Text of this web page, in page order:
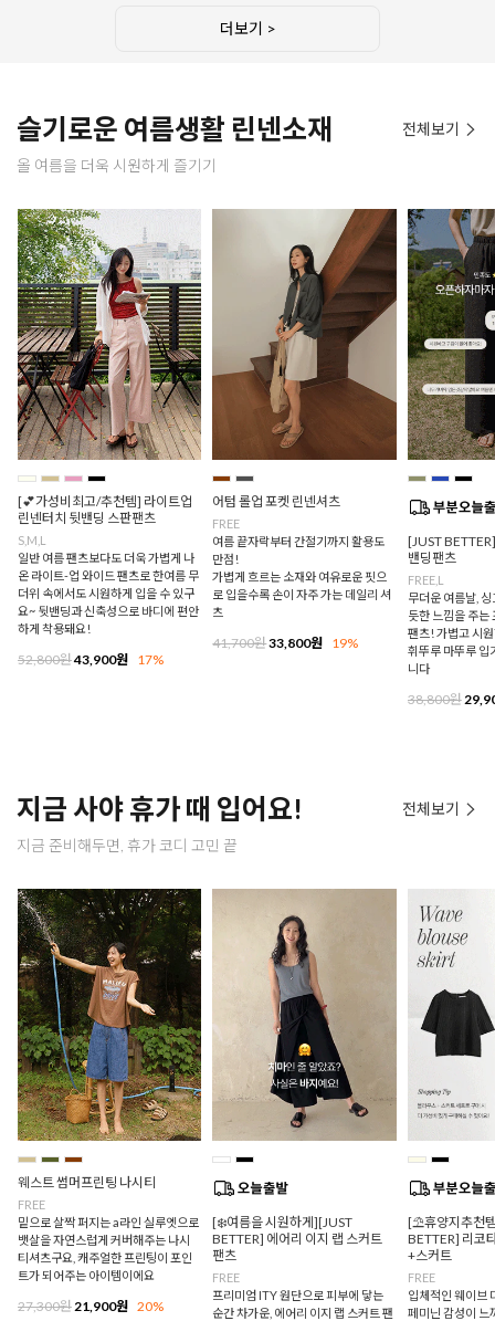
더보기 >
슬기로운 여름생활 린넨소재
올 여름을 더욱 시원하게 즐기기
전체보기
[💕가성비최고/추천템] 라이트업
린넨터치 뒷밴딩 스판팬츠
S,M,L
일반 여름 팬츠보다도 더욱 가볍게 나
온 라이트-업 와이드 팬츠로 한여름 무
더위 속에서도 시원하게 입을 수 있구
요~ 뒷밴딩과 신축성으로 바디에 편안
하게 착용돼요!
52,800원43,900원 17%
어텀 롤업 포켓 린넨셔츠
FREE
여름 끝자락부터 간절기까지 활용도
만점!
가볍게 흐르는 소재와 여유로운 핏으
로 입을수록 손이 자주 가는 데일리 셔
츠
41,700원33,800원 19%
[JUST
밴딩팬츠
FREE,L
무더운 여름날,
듯한 느낌을 주는
팬츠! 가볍고 시
휘뚜루 마뚜루 입
니다
38,800원
지금 사야 휴가 때 입어요!
지금 준비해두면, 휴가 코디 고민 끝
전체보기
웨스트 썸머프린팅 나시티
FREE
밑으로 살짝 퍼지는 a라인 실루엣으로
뱃살을 자연스럽게 커버해주는 나시
티셔츠구요, 캐주얼한 프린팅이 포인
트가 되어주는 아이템이에요
27,300원 21,900원 20%
[❄️여름을 시원하게][JUST
BETTER] 에어리 이지 랩 스커트
팬츠
FREE
프리미엄 ITY 원단으로 피부에 닿는
순간 차가운, 에어리 이지 랩 스커트 팬
[⛱️휴양지추천
BETTER] 리코
+스커트
FREE
입체적인 웨이브
페미닌 감성이 느